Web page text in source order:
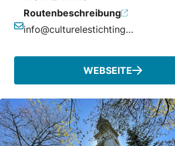
Routenbeschreibung
E-Mail-Adresse
info@culturelestichtingniedorp.nl
WEBSEITE